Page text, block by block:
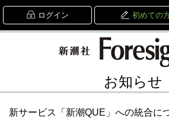
ログイン 初めての
お知らせ
新サービス「新潮QUE」への統合に